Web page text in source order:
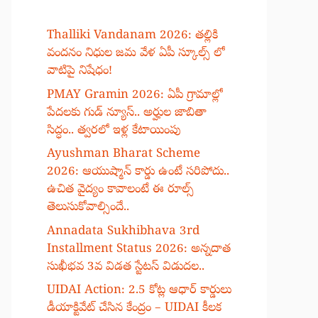
Thalliki Vandanam 2026: తల్లికి
వందనం నిధుల జమ వేళ ఏపీ స్కూల్స్ లో
వాటిపై నిషేధం!
PMAY Gramin 2026: ఏపీ గ్రామాల్లో
పేదలకు గుడ్ న్యూస్.. అర్హుల జాబితా
సిద్ధం.. త్వరలో ఇళ్ల కేటాయింపు
Ayushman Bharat Scheme
2026: ఆయుష్మాన్ కార్డు ఉంటే సరిపోదు..
ఉచిత వైద్యం కావాలంటే ఈ రూల్స్
తెలుసుకోవాల్సిందే..
Annadata Sukhibhava 3rd
Installment Status 2026: అన్నదాత
సుఖీభవ 3వ విడత స్టేటస్ విడుదల..
UIDAI Action: 2.5 కోట్ల ఆధార్ కార్డులు
డీయాక్టివేట్ చేసిన కేంద్రం – UIDAI కీలక